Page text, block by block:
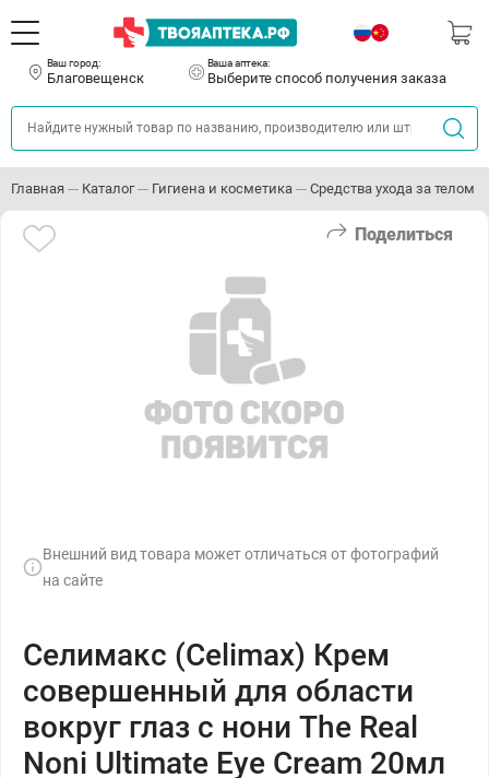
Ваш город:
Благовещенск
Ваша аптека:
Выберите способ получения заказа
Главная Каталог Гигиена и косметика Средства ухода за телом
Поделиться
Внешний вид товара может отличаться от фотографий
на сайте
Селимакс (Celimax) Крем
совершенный для области
вокруг глаз с нони The Real
Noni Ultimate Eye Cream 20мл